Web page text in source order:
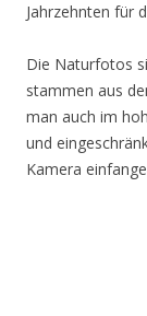
Jahrzehnten für
Die Naturfotos
stammen aus
man auch im
und
Kamera